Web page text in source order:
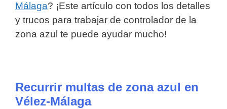
Málaga? ¡Este artículo con todos los detalles
y trucos para trabajar de controlador de la
zona azul te puede ayudar mucho!
Recurrir multas de zona azul en
Vélez-Málaga